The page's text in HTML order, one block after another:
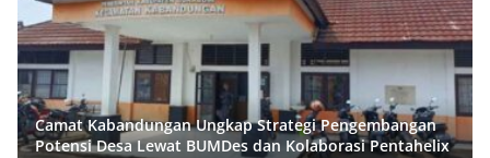
Camat Kabandungan Ungkap Strategi Pengembangan
Potensi Desa Lewat BUMDes dan Kolaborasi Pentahelix